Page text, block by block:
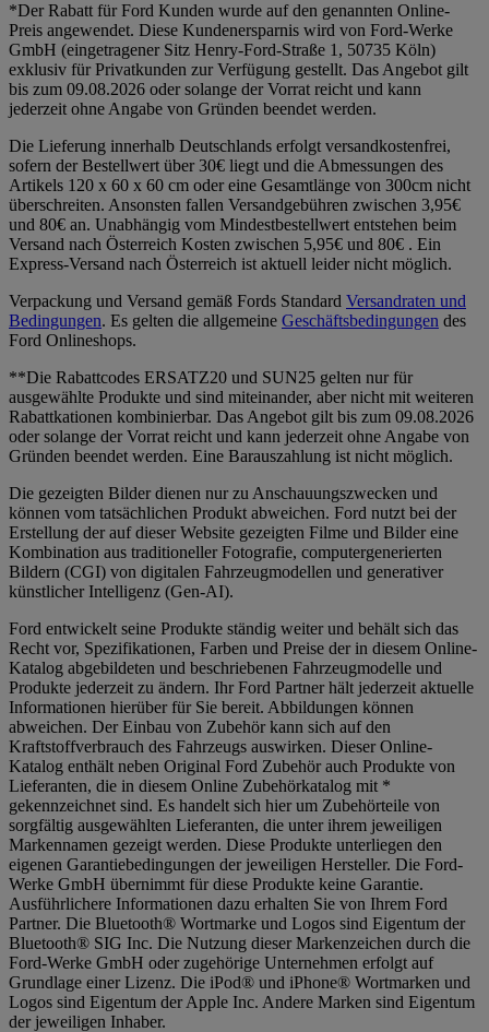
*Der Rabatt für Ford Kunden wurde auf den genannten Online-
Preis angewendet. Diese Kundenersparnis wird von Ford-Werke
GmbH (eingetragener Sitz Henry-Ford-Straße 1, 50735 Köln)
exklusiv für Privatkunden zur Verfügung gestellt. Das Angebot gilt
bis zum 09.08.2026 oder solange der Vorrat reicht und kann
jederzeit ohne Angabe von Gründen beendet werden.
Die Lieferung innerhalb Deutschlands erfolgt versandkostenfrei,
sofern der Bestellwert über 30€ liegt und die Abmessungen des
Artikels 120 x 60 x 60 cm oder eine Gesamtlänge von 300cm nicht
überschreiten. Ansonsten fallen Versandgebühren zwischen 3,95€
und 80€ an. Unabhängig vom Mindestbestellwert entstehen beim
Versand nach Österreich Kosten zwischen 5,95€ und 80€ . Ein
Express-Versand nach Österreich ist aktuell leider nicht möglich.
Verpackung und Versand gemäß Fords Standard Versandraten und
Bedingungen. Es gelten die allgemeine Geschäftsbedingungen des
Ford Onlineshops.
**Die Rabattcodes ERSATZ20 und SUN25 gelten nur für
ausgewählte Produkte und sind miteinander, aber nicht mit weiteren
Rabattkationen kombinierbar. Das Angebot gilt bis zum 09.08.2026
oder solange der Vorrat reicht und kann jederzeit ohne Angabe von
Gründen beendet werden. Eine Barauszahlung ist nicht möglich.
Die gezeigten Bilder dienen nur zu Anschauungszwecken und
können vom tatsächlichen Produkt abweichen. Ford nutzt bei der
Erstellung der auf dieser Website gezeigten Filme und Bilder eine
Kombination aus traditioneller Fotografie, computergenerierten
Bildern (CGI) von digitalen Fahrzeugmodellen und generativer
künstlicher Intelligenz (Gen-AI).
Ford entwickelt seine Produkte ständig weiter und behält sich das
Recht vor, Spezifikationen, Farben und Preise der in diesem Online-
Katalog abgebildeten und beschriebenen Fahrzeugmodelle und
Produkte jederzeit zu ändern. Ihr Ford Partner hält jederzeit aktuelle
Informationen hierüber für Sie bereit. Abbildungen können
abweichen. Der Einbau von Zubehör kann sich auf den
Kraftstoffverbrauch des Fahrzeugs auswirken. Dieser Online-
Katalog enthält neben Original Ford Zubehör auch Produkte von
Lieferanten, die in diesem Online Zubehörkatalog mit *
gekennzeichnet sind. Es handelt sich hier um Zubehörteile von
sorgfältig ausgewählten Lieferanten, die unter ihrem jeweiligen
Markennamen gezeigt werden. Diese Produkte unterliegen den
eigenen Garantiebedingungen der jeweiligen Hersteller. Die Ford-
Werke GmbH übernimmt für diese Produkte keine Garantie.
Ausführlichere Informationen dazu erhalten Sie von Ihrem Ford
Partner. Die Bluetooth® Wortmarke und Logos sind Eigentum der
Bluetooth® SIG Inc. Die Nutzung dieser Markenzeichen durch die
Ford-Werke GmbH oder zugehörige Unternehmen erfolgt auf
Grundlage einer Lizenz. Die iPod® und iPhone® Wortmarken und
Logos sind Eigentum der Apple Inc. Andere Marken sind Eigentum
der jeweiligen Inhaber.